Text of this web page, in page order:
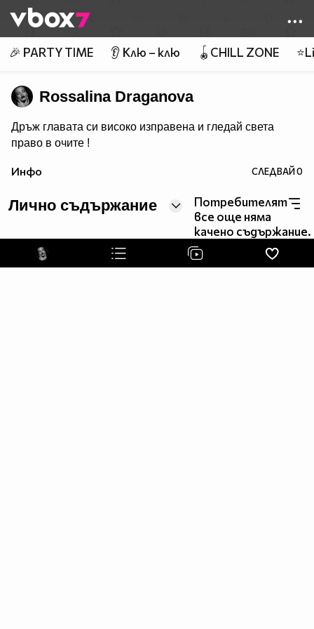
👾
🎉 PARTY TIME 👂 Клю – клю 🪀CHILL ZONE
Rossalina Draganova
Дръж главата си високо изправена и гледай света
право в очите !
Инфо СЛЕДВАЙ0
Лично съдържание
Потребителят
все още няма
качено съдържание.